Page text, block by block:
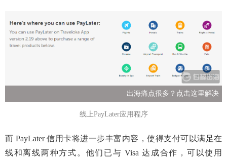
出海痛点很多？点击这里解决
线上PayLater应用程序
而 PayLater 信用卡将进一步丰富内容，使得支付可以满足在
线和离线两种方式。他们已与 Visa 达成合作，可以使用